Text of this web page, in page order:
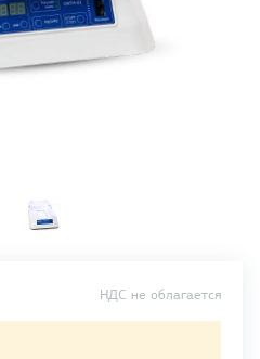
НДС не облагается